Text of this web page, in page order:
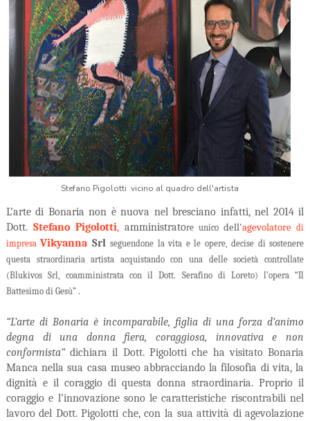
Stefano Pigolotti vicino al quadro dell'artista
L’arte di Bonaria non è nuova nel bresciano infatti, nel 2014 il
Dott. Stefano Pigolotti, amministratore unicodell'agevolatore di
impresa Vikyanna Srlseguendone la vita e le opere, decise di sostenere
questa straordinaria artista acquistando con una delle società controllate
(Blukivos Srl, coamministrata con il Dott. Serafino di Loreto) l’opera “Il
Battesimo di Gesù” .
“L’arte di Bonaria è incomparabile, figlia di una forza d’animo
degna di una donna fiera, coraggiosa, innovativa e non
conformista“dichiara il Dott. Pigolotti che ha visitato Bonaria
Manca nella sua casa museo abbracciando la filosofia di vita, la
dignità e il coraggio di questadonna straordinaria. Proprio il
coraggio e l’innovazione sono le caratteristiche riscontrabili nel
lavoro del Dott. Pigolotti che, con la sua attività di agevolazione